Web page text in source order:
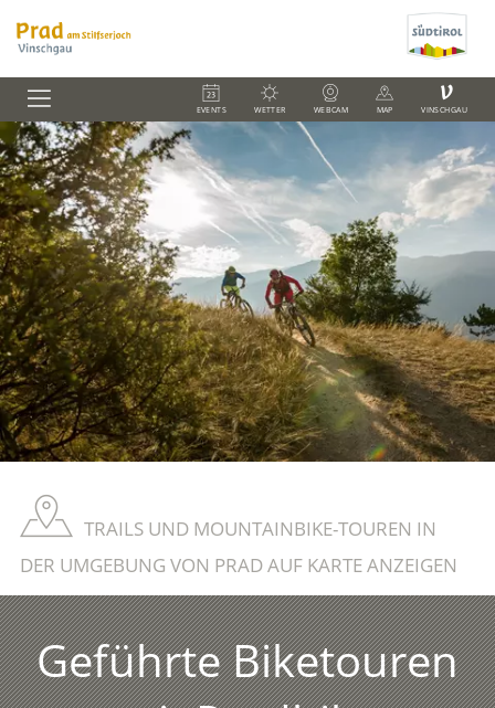
EVENTS WETTER WEBCAM MAP
V
VINSCHGAU
TRAILS UND MOUNTAINBIKE-TOUREN IN
DER UMGEBUNG VON PRAD AUF KARTE ANZEIGEN
Geführte Biketouren